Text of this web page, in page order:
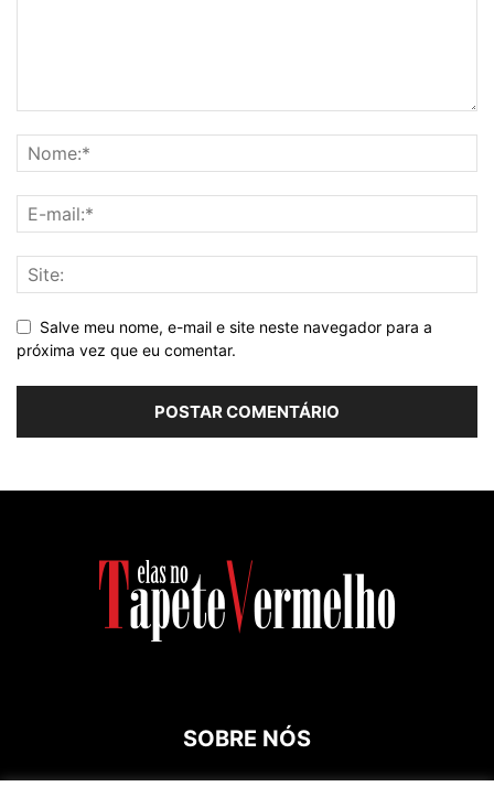
Salve meu nome, e-mail e site neste navegador para a
próxima vez que eu comentar.
SOBRE NÓS